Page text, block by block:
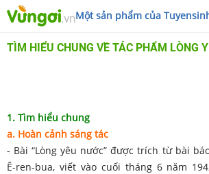
Một sản phẩm của
TÌM HIỂU CHUNG VỀ TÁC PHẨM LÒNG
1. Tìm hiểu chung
a. Hoàn cảnh sáng tác
- Bài “Lòng yêu nước” được trích từ bài
Ê-ren-bua, viết vào cuối tháng 6 năm